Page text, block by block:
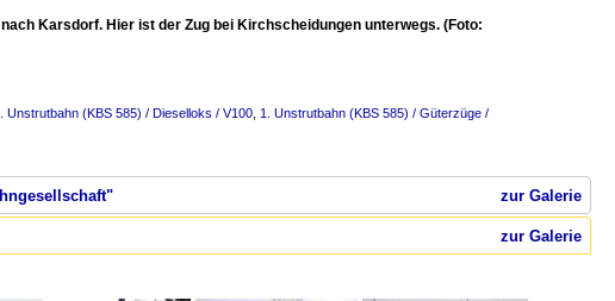
Karsdorf. Hier ist der Zug bei Kirchscheidungen unterwegs. (Foto:
Unstrutbahn (KBS 585) / Dieselloks / V100 1. Unstrutbahn (KBS 585) / Güterzüge /
zur Galerie
zur Galerie